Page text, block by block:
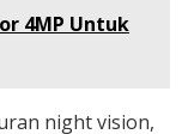
4MP Untuk
night vision,